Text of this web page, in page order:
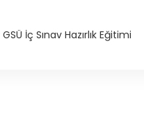
GSÜ İç Sınav Hazırlık Eğitimi